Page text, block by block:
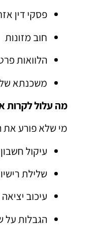
פסקי דין
חוב מזונות
הלוואות
משכנתא
מה עלול לקרות
מי שלא פורע את
עיקול
שלילת
עיכוב
הגבלות על